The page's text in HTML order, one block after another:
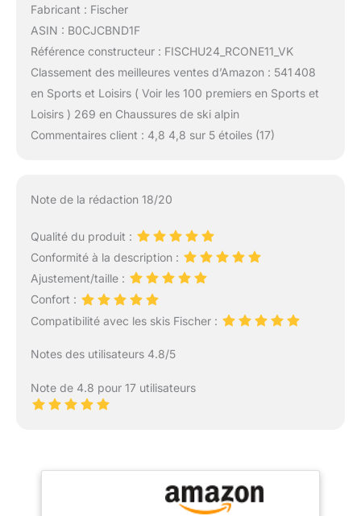
Fabricant : Fischer
ASIN : B0CJCBND1F
Référence constructeur : FISCHU24_RCONE11_VK
Classement des meilleures ventes d’Amazon : 541 408
en Sports et Loisirs ( Voir les 100 premiers en Sports et
Loisirs ) 269 en Chaussures de ski alpin
Commentaires client : 4,8 4,8 sur 5 étoiles (17)
Note de la rédaction 18/20
Qualité du produit :
Conformité à la description :
Ajustement/taille :
Confort :
Compatibilité avec les skis Fischer :
Notes des utilisateurs 4.8/5
Note de 4.8 pour 17 utilisateurs